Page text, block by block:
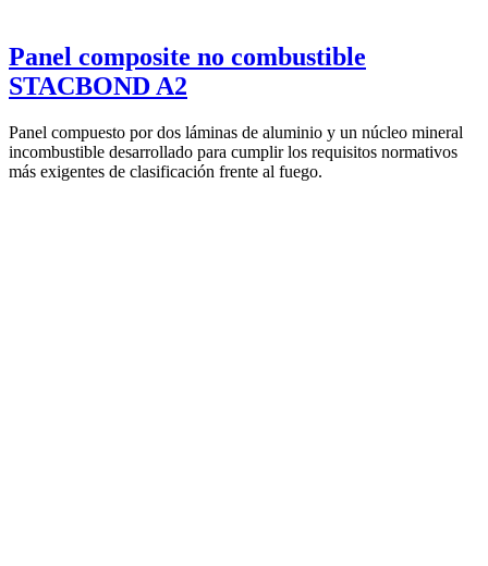
Panel composite no combustible
STACBOND A2
Panel compuesto por dos láminas de aluminio y un núcleo mineral
incombustible desarrollado para cumplir los requisitos normativos
más exigentes de clasificación frente al fuego.